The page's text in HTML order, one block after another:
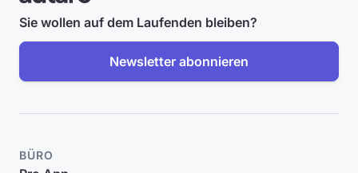
Sie wollen auf dem Laufenden bleiben?
Newsletter abonnieren
BÜRO